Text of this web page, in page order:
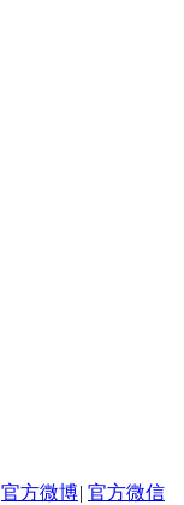
官方微博| 官方微信